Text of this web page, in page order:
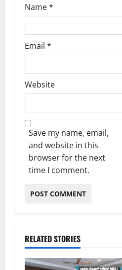
Name*
Email *
Website
Save my name, email,
and website in this
browser for the next
time I comment.
RELATED STORIES